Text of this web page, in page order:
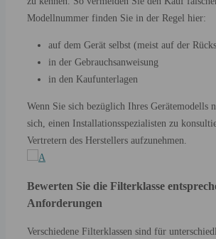
Modellnummer finden Sie in der Regel hier:
auf dem Gerät selbst (meist auf der
in der Gebrauchsanweisung
in den Kaufunterlagen
Wenn Sie sich bezüglich Ihres Gerätemodells
sich, einen Installationsspezialisten zu
Vertretern des Herstellers aufzunehmen.
Bewerten Sie die Filterklasse
Anforderungen
Verschiedene Filterklassen sind für